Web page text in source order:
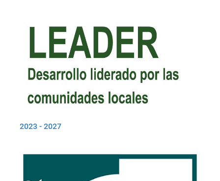
2023 - 2027